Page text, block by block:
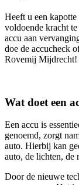
Heeft u een
voldoende kracht
accu aan
doe de accucheck
Rovemij Mijdrecht!
Wat doet een
Een accu is
genoemd, zorgt
auto. Hierbij kan
auto, de lichten, de
Door de nieuwe